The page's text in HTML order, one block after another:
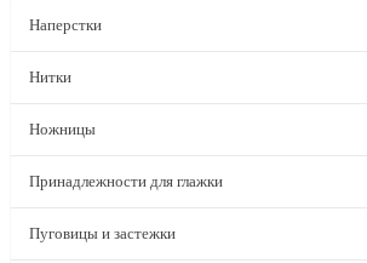
Наперстки
Нитки
Ножницы
Принадлежности для глажки
Пуговицы и застежки